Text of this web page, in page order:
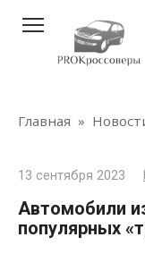
контенту
Главная »
13 сентября 2023
Автомобили
популярных